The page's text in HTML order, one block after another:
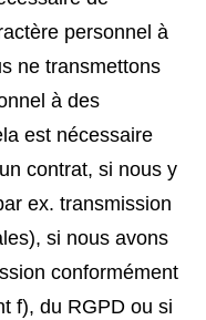
personnel à
ne transmettons
à des
est nécessaire
contrat, si nous y
ex. transmission
si nous avons
conformément
f), du RGPD ou si